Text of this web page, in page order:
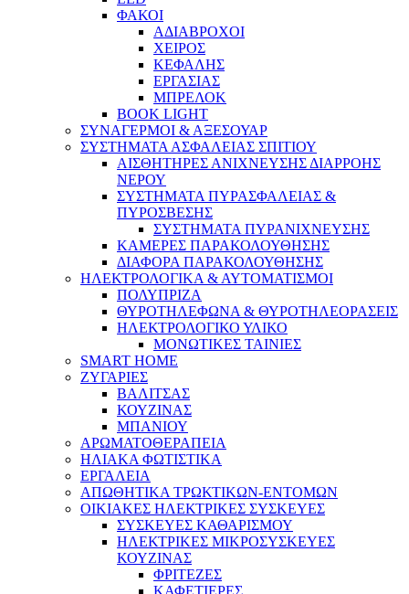
ΦΑΚΟΙ
ΑΔΙΑΒΡΟΧΟΙ
ΧΕΙΡΟΣ
ΚΕΦΑΛΗΣ
ΕΡΓΑΣΙΑΣ
ΜΠΡΕΛΟΚ
BOOK LIGHT
ΣΥΝΑΓΕΡΜΟΙ & ΑΞΕΣΟΥΑΡ
ΣΥΣΤΗΜΑΤΑ ΑΣΦΑΛΕΙΑΣ ΣΠΙΤΙΟΥ
ΑΙΣΘΗΤΗΡΕΣ ΑΝΙΧΝΕΥΣΗΣ ΔΙΑΡΡΟΗΣ
ΝΕΡΟΥ
ΣΥΣΤΗΜΑΤΑ ΠΥΡΑΣΦΑΛΕΙΑΣ &
ΠΥΡΟΣΒΕΣΗΣ
ΣΥΣΤΗΜΑΤΑ ΠΥΡΑΝΙΧΝΕΥΣΗΣ
ΚΑΜΕΡΕΣ ΠΑΡΑΚΟΛΟΥΘΗΣΗΣ
ΔΙΑΦΟΡΑ ΠΑΡΑΚΟΛΟΥΘΗΣΗΣ
ΗΛΕΚΤΡΟΛΟΓΙΚΑ & ΑΥΤΟΜΑΤΙΣΜΟΙ
ΠΟΛΥΠΡΙΖΑ
ΘΥΡΟΤΗΛΕΦΩΝΑ & ΘΥΡΟΤΗΛΕΟΡΑΣΕΙΣ
ΗΛΕΚΤΡΟΛΟΓΙΚΟ ΥΛΙΚΟ
ΜΟΝΩΤΙΚΕΣ ΤΑΙΝΙΕΣ
SMART HOME
ΖΥΓΑΡΙΕΣ
ΒΑΛΙΤΣΑΣ
ΚΟΥΖΙΝΑΣ
ΜΠΑΝΙΟΥ
ΑΡΩΜΑΤΟΘΕΡΑΠΕΙΑ
ΗΛΙΑΚΑ ΦΩΤΙΣΤΙΚΑ
ΕΡΓΑΛΕΙΑ
ΑΠΩΘΗΤΙΚΑ ΤΡΩΚΤΙΚΩΝ-ΕΝΤΟΜΩΝ
ΟΙΚΙΑΚΕΣ ΗΛΕΚΤΡΙΚΕΣ ΣΥΣΚΕΥΕΣ
ΣΥΣΚΕΥΕΣ ΚΑΘΑΡΙΣΜΟΥ
ΗΛΕΚΤΡΙΚΕΣ ΜΙΚΡΟΣΥΣΚΕΥΕΣ
ΚΟΥΖΙΝΑΣ
ΦΡΙΤΕΖΕΣ